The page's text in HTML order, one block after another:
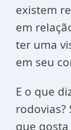
existem
em
ter uma
em seu
E o que
que